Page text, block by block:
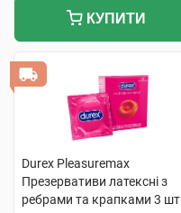
КУПИТИ
Durex Pleasuremax
Презервативи латексні з
ребрами та крапками 3 шт